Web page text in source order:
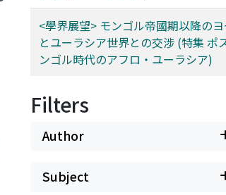
<學界展望> モンゴル帝國期以降の
とユーラシア世界との交涉 (特集 ポ
ンゴル時代のアフロ・ユーラシア)
Filters
Author
Subject